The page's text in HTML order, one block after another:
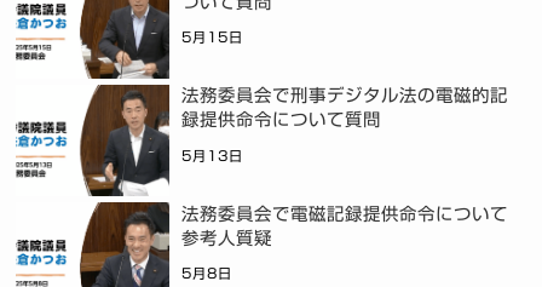
5月15日
法務委員会で刑事デジタル法の電磁的記
録提供命令について質問
5月13日
法務委員会で電磁記録提供命令について
参考人質疑
5月8日